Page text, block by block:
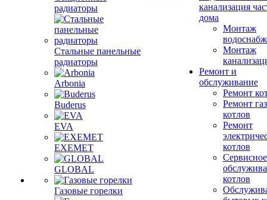
радиаторы
Стальные панельные
радиаторы
Arbonia
Buderus
EVA
EXEMET
GLOBAL
Газовые горелки
канализация
дома
Монтаж
Монтаж
Ремонт и
обслуживание
Ремонт
Ремонт
котлов
Ремонт
котлов
Сервисное
котлов